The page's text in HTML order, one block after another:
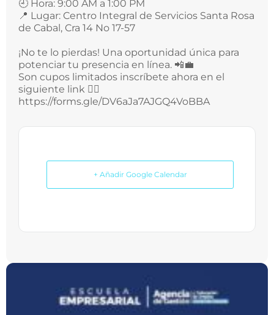
🕘 Hora: 9:00 AM a 1:00 PM
📍 Lugar: Centro Integral de Servicios Santa Rosa
de Cabal, Cra 14 No 17-57
¡No te lo pierdas! Una oportunidad única para
potenciar tu presencia en línea. 📲💼
Son cupos limitados inscríbete ahora en el
siguiente link 👉🏻
https://forms.gle/DV6aJa7AJGQ4VoBBA
+ Añadir Google Calendar